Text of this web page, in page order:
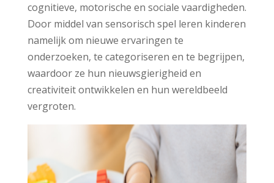
cognitieve, motorische en sociale vaardigheden.
Door middel van sensorisch spel leren kinderen
namelijk om nieuwe ervaringen te
onderzoeken, te categoriseren en te begrijpen,
waardoor ze hun nieuwsgierigheid en
creativiteit ontwikkelen en hun wereldbeeld
vergroten.